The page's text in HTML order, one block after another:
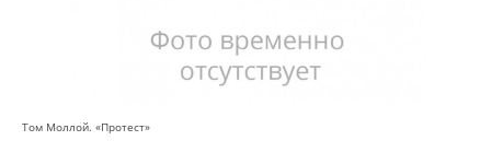
Том Моллой. «Протест»